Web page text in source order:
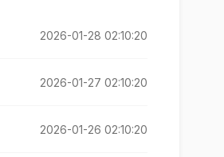
2026-01-28 02:10:20
2026-01-27 02:10:20
2026-01-26 02:10:20